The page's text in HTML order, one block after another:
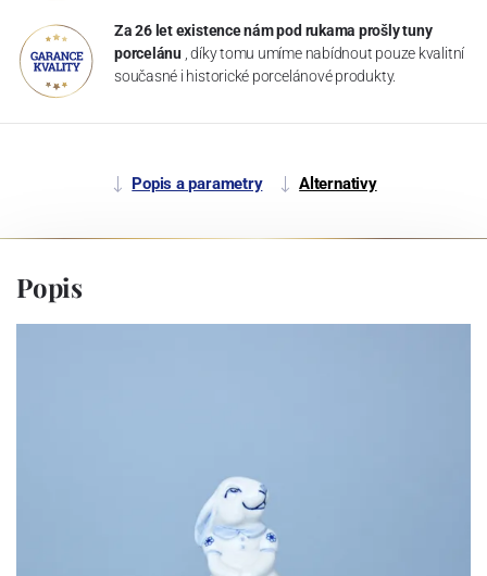
Za 26 let existence nám pod rukama prošly tuny
porcelánu , díky tomu umíme nabídnout pouze kvalitní
současné i historické porcelánové produkty.
Popis a parametry Alternativy
Popis